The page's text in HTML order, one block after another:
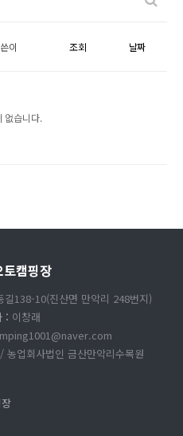
이 조회 날짜
없습니다.
캠핑장
138-10(진산면 만악리 248번지)
: 이창래
업회사법인 금산만악리수목원